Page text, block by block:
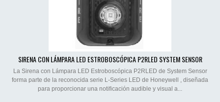
SIRENA CON LÁMPARA LED ESTROBOSCÓPICA P2RLED SYSTEM SENSOR
La Sirena con Lámpara LED Estroboscópica P2RLED de System Sensor
forma parte de la reconocida serie L-Series LED de Honeywell , diseñada
para proporcionar una notificación audible y visual a...